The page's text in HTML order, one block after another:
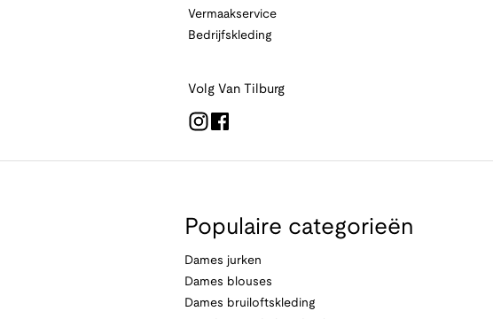
Vermaakservice
Bedrijfskleding
Volg Van Tilburg
Populaire categorieën
Dames jurken
Dames blouses
Dames bruiloftskleding